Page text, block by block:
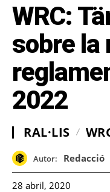
WRC:
sobre la
2022
RAL·LIS
Autor: Redacció
28 abril, 2020